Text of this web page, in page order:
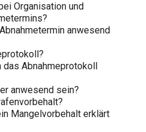
Organisation und
anwesend
Abnahmeprotokoll
anwesend sein?
Mangelvorbehalt erklärt